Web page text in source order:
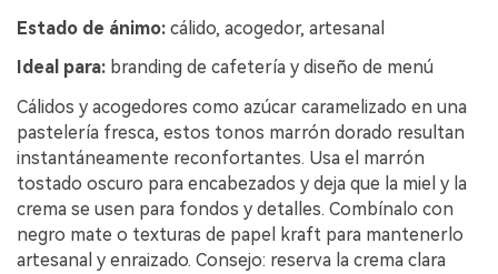
Estado de ánimo: cálido, acogedor, artesanal
Ideal para: branding de cafetería y diseño de menú
Cálidos y acogedores como azúcar caramelizado en una
pastelería fresca, estos tonos marrón dorado resultan
instantáneamente reconfortantes. Usa el marrón
tostado oscuro para encabezados y deja que la miel y la
crema se usen para fondos y detalles. Combínalo con
negro mate o texturas de papel kraft para mantenerlo
artesanal y enraizado. Consejo: reserva la crema clara